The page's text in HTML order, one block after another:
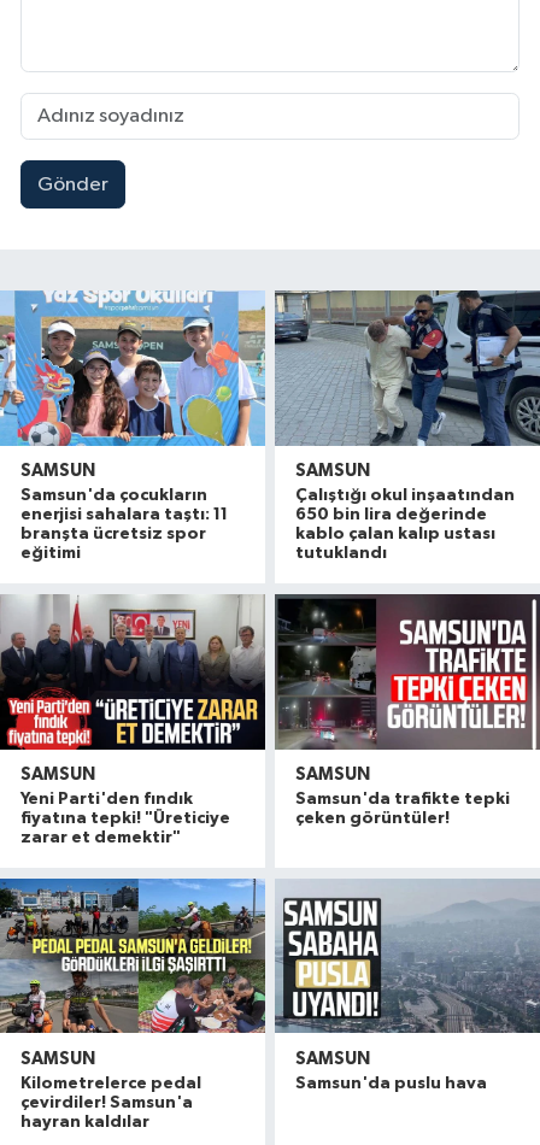
Gönder
SAMSUN
Samsun'da çocukların
enerjisi sahalara taştı: 11
branşta ücretsiz spor
eğitimi
SAMSUN
Çalıştığı okul inşaatından
650 bin lira değerinde
kablo çalan kalıp ustası
tutuklandı
SAMSUN
Yeni Parti'den fındık
fiyatına tepki! "Üreticiye
zarar et demektir"
SAMSUN
Samsun'da trafikte tepki
çeken görüntüler!
SAMSUN
Kilometrelerce pedal
çevirdiler! Samsun'a
hayran kaldılar
SAMSUN
Samsun'da puslu hava